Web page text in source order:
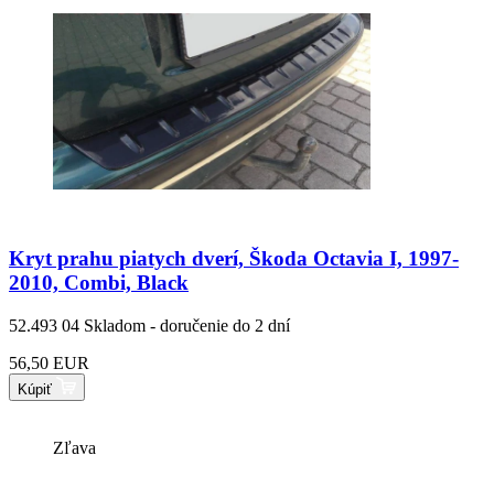
Kryt prahu piatych dverí, Škoda Octavia I, 1997-
2010, Combi, Black
52.493 04 Skladom - doručenie do 2 dní
56,50 EUR
Kúpiť
Zľava